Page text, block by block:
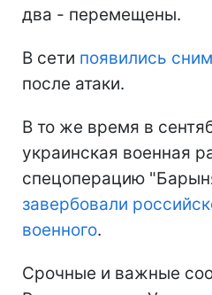
два - перемещены.
В сети появились
после атаки.
В то же время в
украинская военная
спецоперацию
завербовали
военного.
Срочные и важные